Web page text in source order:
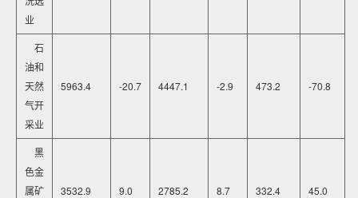
业
石
油和
天然
气开
采业
5963.4 -20.7 4447.1 -2.9 473.2 -70.8
黑
色金
属矿
3532.9 9.0 2785.2 8.7 332.4 45.0